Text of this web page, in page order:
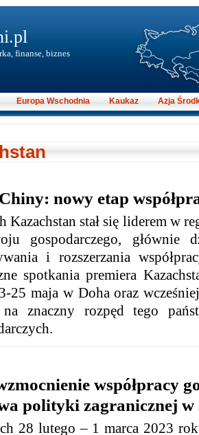
nowy etap
Kazachstan stał się liderem w
gospodarczego, głównie
i rozszerzania
spotkania premiera
25 maja w Doha oraz
znaczny rozpęd tego
współpracy
polityki zagranicznej w
28 lutego – 1 marca 2023
finanse, biznes
Europa Wschodnia Kaukaz Azja